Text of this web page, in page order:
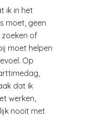
ik in het
moet, geen
of
moet helpen
Op
dat ik
werken,
nooit met